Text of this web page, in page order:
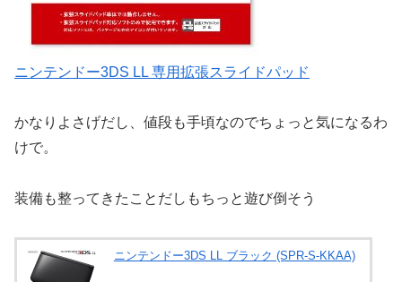
ニンテンドー3DS LL 専用拡張スライドパッド
かなりよさげだし、値段も手頃なのでちょっと気になるわ
けで。
装備も整ってきたことだしもちっと遊び倒そう
ニンテンドー3DS LL ブラック (SPR-S-KKAA)